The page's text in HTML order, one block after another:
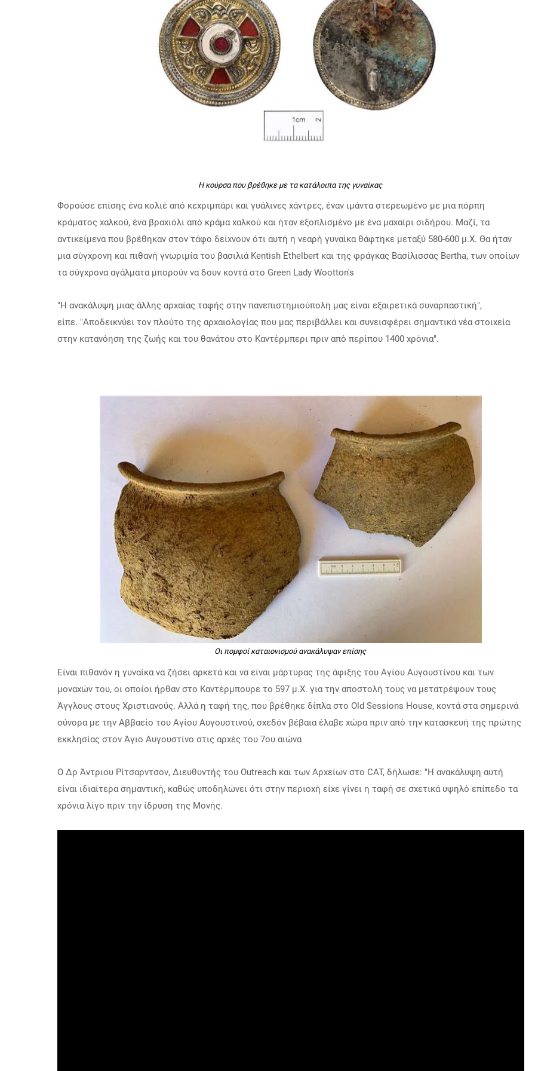
Η κούρσα που βρέθηκε με τα κατάλοιπα της γυναίκας
Φορούσε επίσης ένα κολιέ από κεχριμπάρι και γυάλινες χάντρες, έναν ιμάντα στερεωμένο με μια πόρπη
κράματος χαλκού, ένα βραχιόλι από κράμα χαλκού και ήταν εξοπλισμένο με ένα μαχαίρι σιδήρου. Μαζί, τα
αντικείμενα που βρέθηκαν στον τάφο δείχνουν ότι αυτή η νεαρή γυναίκα θάφτηκε μεταξύ 580-600 μ.Χ. Θα ήταν
μια σύγχρονη και πιθανή γνωριμία του βασιλιά Kentish Ethelbert και της φράγκας Βασίλισσας Bertha, των οποίων
τα σύγχρονα αγάλματα μπορούν να δουν κοντά στο Green Lady Wootton's
"Η ανακάλυψη μιας άλλης αρχαίας ταφής στην πανεπιστημιούπολη μας είναι εξαιρετικά συναρπαστική",
είπε. "Αποδεικνύει τον πλούτο της αρχαιολογίας που μας περιβάλλει και συνεισφέρει σημαντικά νέα στοιχεία
στην κατανόηση της ζωής και του θανάτου στο Καντέρμπερι πριν από περίπου 1400 χρόνια".
Οι πομφοί καταιονισμού ανακάλυψαν επίσης
Είναι πιθανόν η γυναίκα να ζήσει αρκετά και να είναι μάρτυρας της άφιξης του Αγίου Αυγουστίνου και των
μοναχών του, οι οποίοι ήρθαν στο Καντέρμπουρε το 597 μ.Χ. για την αποστολή τους να μετατρέψουν τους
Άγγλους στους Χριστιανούς. Αλλά η ταφή της, που βρέθηκε δίπλα στο Old Sessions House, κοντά στα σημερινά
σύνορα με την Αββαείο του Αγίου Αυγουστινού, σχεδόν βέβαια έλαβε χώρα πριν από την κατασκευή της πρώτης
εκκλησίας στον Άγιο Αυγουστίνο στις αρχές του 7ου αιώνα
Ο Δρ Άντριου Ρίτσαρντσον, Διευθυντής του Outreach και των Αρχείων στο CAT, δήλωσε: "Η ανακάλυψη αυτή
είναι ιδιαίτερα σημαντική, καθώς υποδηλώνει ότι στην περιοχή είχε γίνει η ταφή σε σχετικά υψηλό επίπεδο τα
χρόνια λίγο πριν την ίδρυση της Μονής.